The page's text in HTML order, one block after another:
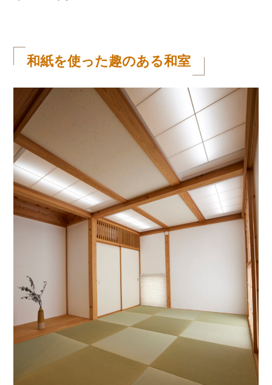
和紙を使った趣のある和室